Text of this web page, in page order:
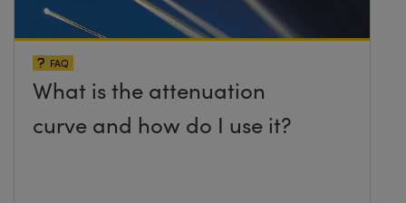
FAQ
What is the attenuation
curve and how do I use it?